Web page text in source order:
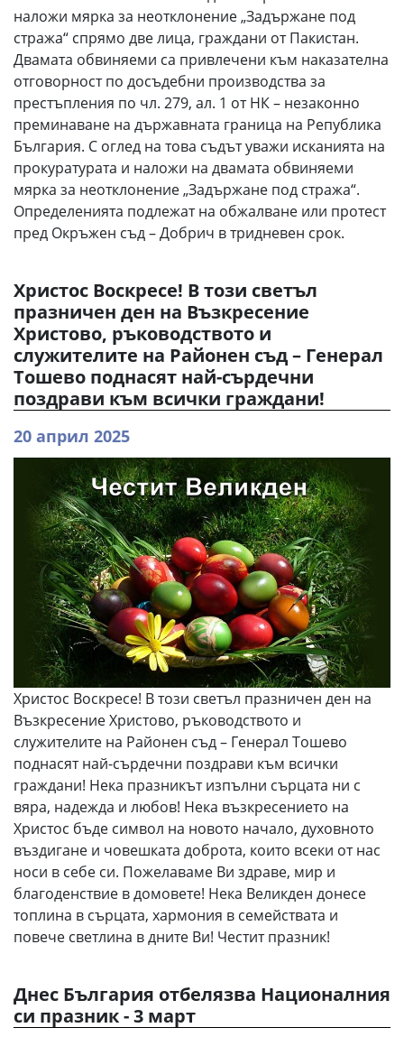
наложи мярка за неотклонение „Задържане под
стража“ спрямо две лица, граждани от Пакистан.
Двамата обвиняеми са привлечени към наказателна
отговорност по досъдебни производства за
престъпления по чл. 279, ал. 1 от НК – незаконно
преминаване на държавната граница на Република
България. С оглед на това съдът уважи исканията на
прокуратурата и наложи на двамата обвиняеми
мярка за неотклонение „Задържане под стража“.
Определенията подлежат на обжалване или протест
пред Окръжен съд – Добрич в тридневен срок.
Христос Воскресе! В този светъл
празничен ден на Възкресение
Христово, ръководството и
служителите на Районен съд – Генерал
Тошево поднасят най-сърдечни
поздрави към всички граждани!
20 април 2025
Христос Воскресе! В този светъл празничен ден на
Възкресение Христово, ръководството и
служителите на Районен съд – Генерал Тошево
поднасят най-сърдечни поздрави към всички
граждани! Нека празникът изпълни сърцата ни с
вяра, надежда и любов! Нека възкресението на
Христос бъде символ на новото начало, духовното
въздигане и човешката доброта, които всеки от нас
носи в себе си. Пожелаваме Ви здраве, мир и
благоденствие в домовете! Нека Великден донесе
топлина в сърцата, хармония в семействата и
повече светлина в дните Ви! Честит празник!
Днес България отбелязва Националния
си празник - 3 март